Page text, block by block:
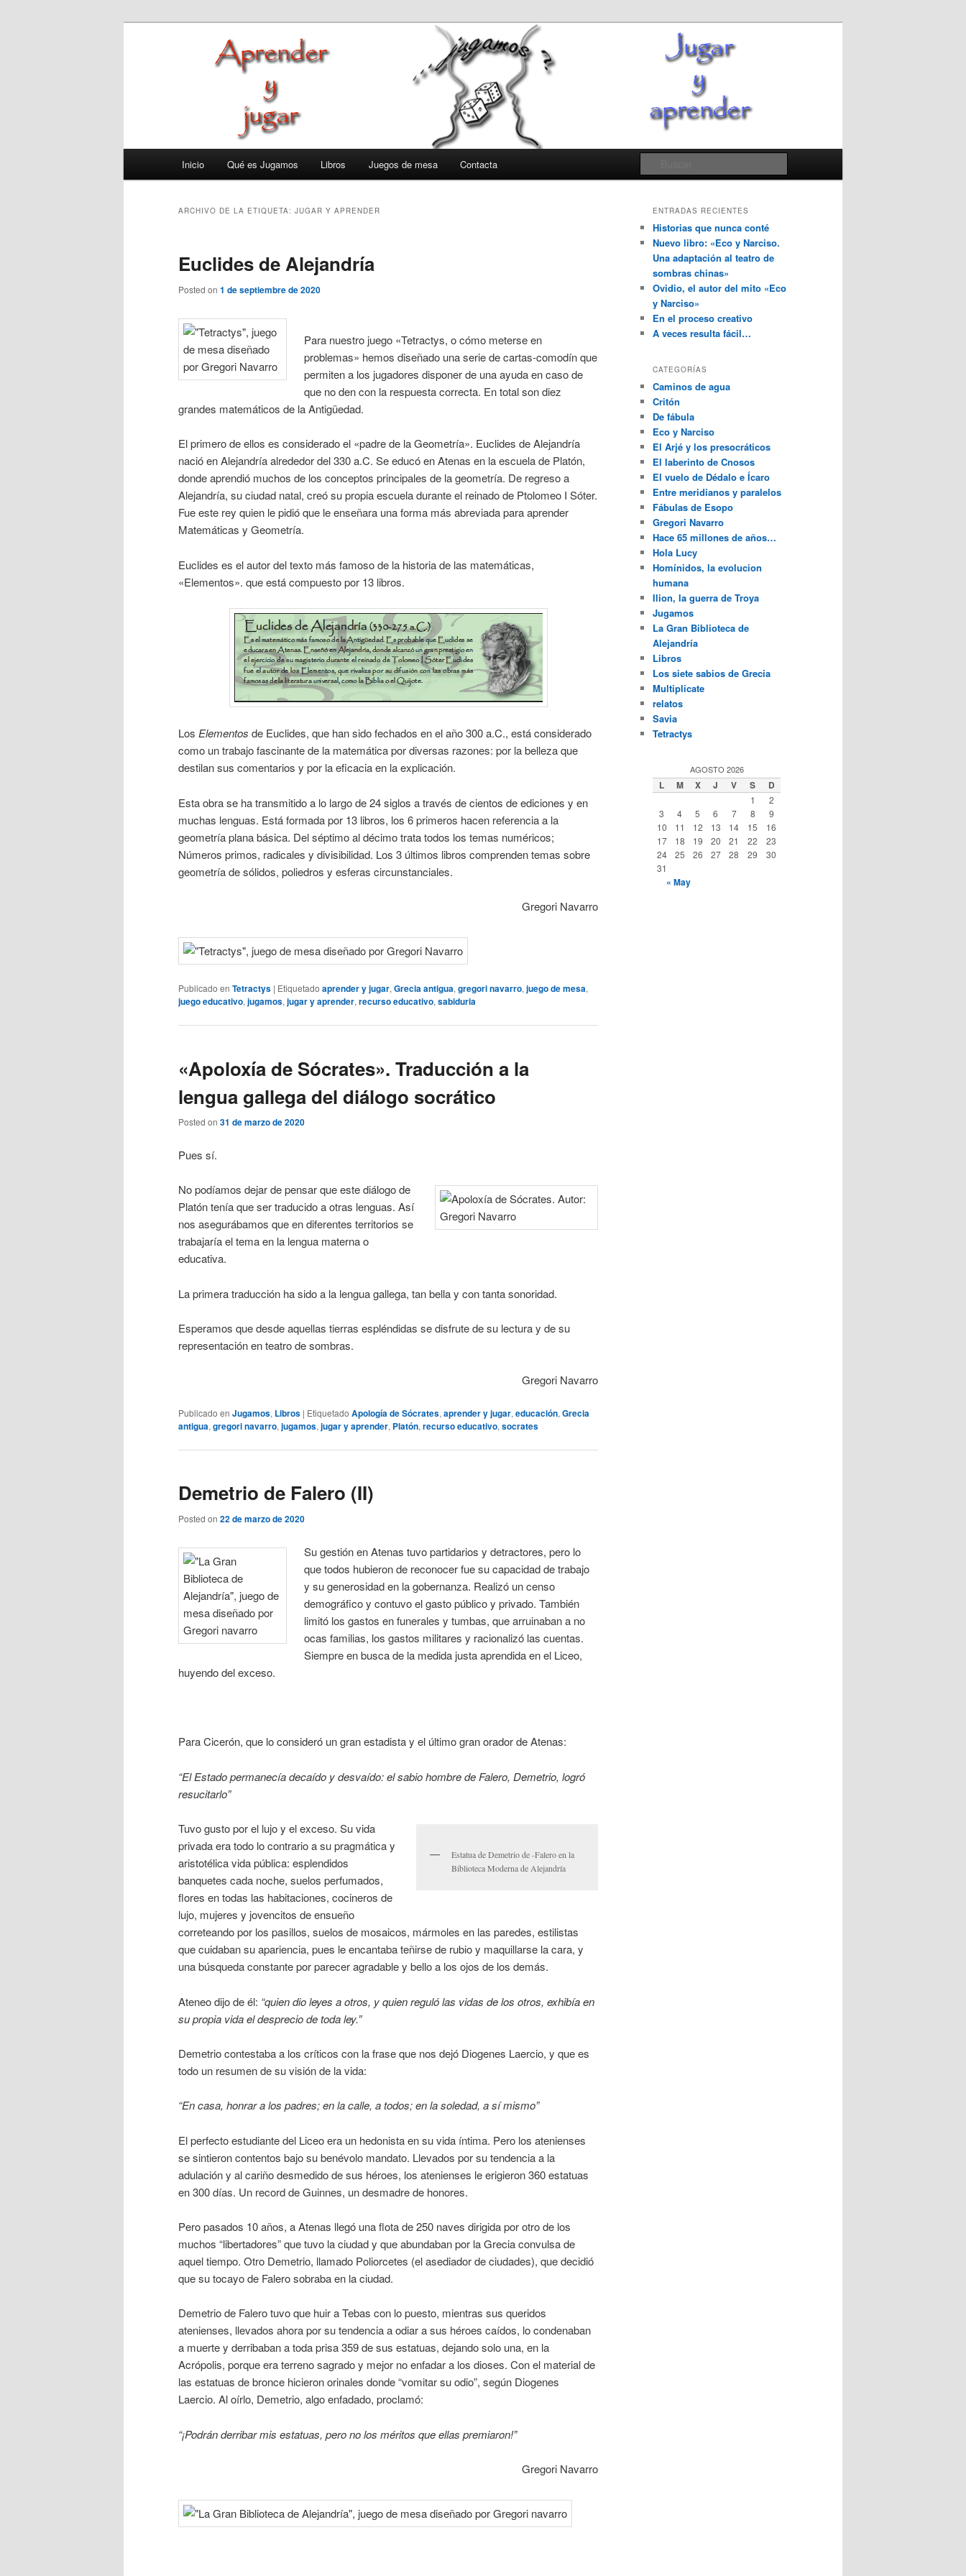
jugamos
Inicio Qué es Jugamos Libros Juegos de mesa Contacta
ARCHIVO DE LA ETIQUETA: JUGAR Y APRENDER
Euclides de Alejandría
Posted on 1 de septiembre de 2020
Para nuestro juego «Tetractys, o cómo meterse en
problemas» hemos diseñado una serie de cartas-comodín que
permiten a los jugadores disponer de una ayuda en caso de
que no den con la respuesta correcta. En total son diez
grandes matemáticos de la Antigüedad.
El primero de ellos es considerado el «padre de la Geometría». Euclides de Alejandría
nació en Alejandría alrededor del 330 a.C. Se educó en Atenas en la escuela de Platón,
donde aprendió muchos de los conceptos principales de la geometría. De regreso a
Alejandría, su ciudad natal, creó su propia escuela durante el reinado de Ptolomeo I Sóter.
Fue este rey quien le pidió que le enseñara una forma más abreviada para aprender
Matemáticas y Geometría.
Euclides es el autor del texto más famoso de la historia de las matemáticas,
«Elementos». que está compuesto por 13 libros.
Los Elementos de Euclides, que han sido fechados en el año 300 a.C., está considerado
como un trabajo fascinante de la matemática por diversas razones: por la belleza que
destilan sus comentarios y por la eficacia en la explicación.
Esta obra se ha transmitido a lo largo de 24 siglos a través de cientos de ediciones y en
muchas lenguas. Está formada por 13 libros, los 6 primeros hacen referencia a la
geometría plana básica. Del séptimo al décimo trata todos los temas numéricos;
Números primos, radicales y divisibilidad. Los 3 últimos libros comprenden temas sobre
geometría de sólidos, poliedros y esferas circunstanciales.
Gregori Navarro
Publicado en Tetractys | Etiquetado aprender y jugar, Grecia antigua, gregori navarro, juego de mesa,
juego educativo, jugamos, jugar y aprender, recurso educativo, sabiduria
«Apoloxía de Sócrates». Traducción a la
lengua gallega del diálogo socrático
Posted on 31 de marzo de 2020
Pues sí.
No podíamos dejar de pensar que este diálogo de
Platón tenía que ser traducido a otras lenguas. Así
nos asegurábamos que en diferentes territorios se
trabajaría el tema en la lengua materna o
educativa.
La primera traducción ha sido a la lengua gallega, tan bella y con tanta sonoridad.
Esperamos que desde aquellas tierras espléndidas se disfrute de su lectura y de su
representación en teatro de sombras.
Gregori Navarro
Publicado en Jugamos, Libros | Etiquetado Apología de Sócrates, aprender y jugar, educación, Grecia
antigua, gregori navarro, jugamos, jugar y aprender, Platón, recurso educativo, socrates
Demetrio de Falero (II)
Posted on 22 de marzo de 2020
Su gestión en Atenas tuvo partidarios y detractores, pero lo
que todos hubieron de reconocer fue su capacidad de trabajo
y su generosidad en la gobernanza. Realizó un censo
demográfico y contuvo el gasto público y privado. También
limitó los gastos en funerales y tumbas, que arruinaban a no
ocas familias, los gastos militares y racionalizó las cuentas.
Siempre en busca de la medida justa aprendida en el Liceo,
huyendo del exceso.
Para Cicerón, que lo consideró un gran estadista y el último gran orador de Atenas:
“El Estado permanecía decaído y desvaído: el sabio hombre de Falero, Demetrio, logró
resucitarlo”
Estatua de Demetrio de -Falero en la
Biblioteca Moderna de Alejandría
Tuvo gusto por el lujo y el exceso. Su vida
privada era todo lo contrario a su pragmática y
aristotélica vida pública: esplendidos
banquetes cada noche, suelos perfumados,
flores en todas las habitaciones, cocineros de
lujo, mujeres y jovencitos de ensueño
correteando por los pasillos, suelos de mosaicos, mármoles en las paredes, estilistas
que cuidaban su apariencia, pues le encantaba teñirse de rubio y maquillarse la cara, y
una búsqueda constante por parecer agradable y bello a los ojos de los demás.
Ateneo dijo de él: “quien dio leyes a otros, y quien reguló las vidas de los otros, exhibía en
su propia vida el desprecio de toda ley.”
Demetrio contestaba a los críticos con la frase que nos dejó Diogenes Laercio, y que es
todo un resumen de su visión de la vida:
“En casa, honrar a los padres; en la calle, a todos; en la soledad, a sí mismo”
El perfecto estudiante del Liceo era un hedonista en su vida íntima. Pero los atenienses
se sintieron contentos bajo su benévolo mandato. Llevados por su tendencia a la
adulación y al cariño desmedido de sus héroes, los atenienses le erigieron 360 estatuas
en 300 días. Un record de Guinnes, un desmadre de honores.
Pero pasados 10 años, a Atenas llegó una flota de 250 naves dirigida por otro de los
muchos “libertadores” que tuvo la ciudad y que abundaban por la Grecia convulsa de
aquel tiempo. Otro Demetrio, llamado Poliorcetes (el asediador de ciudades), que decidió
que su tocayo de Falero sobraba en la ciudad.
Demetrio de Falero tuvo que huir a Tebas con lo puesto, mientras sus queridos
atenienses, llevados ahora por su tendencia a odiar a sus héroes caídos, lo condenaban
a muerte y derribaban a toda prisa 359 de sus estatuas, dejando solo una, en la
Acrópolis, porque era terreno sagrado y mejor no enfadar a los dioses. Con el material de
las estatuas de bronce hicieron orinales donde “vomitar su odio”, según Diogenes
Laercio. Al oírlo, Demetrio, algo enfadado, proclamó:
“¡Podrán derribar mis estatuas, pero no los méritos que ellas premiaron!”
Gregori Navarro
ENTRADAS RECIENTES
Historias que nunca conté
Nuevo libro: «Eco y Narciso.
Una adaptación al teatro de
sombras chinas»
Ovidio, el autor del mito «Eco
y Narciso»
En el proceso creativo
A veces resulta fácil…
CATEGORÍAS
Caminos de agua
Critón
De fábula
Eco y Narciso
El Arjé y los presocráticos
El laberinto de Cnosos
El vuelo de Dédalo e Ícaro
Entre meridianos y paralelos
Fábulas de Esopo
Gregori Navarro
Hace 65 millones de años…
Hola Lucy
Homínidos, la evolucion
humana
Ilion, la guerra de Troya
Jugamos
La Gran Biblioteca de
Alejandría
Libros
Los siete sabios de Grecia
Multiplicate
relatos
Savia
Tetractys
AGOSTO 2026
L M X J V S D
1
2
3
4 5 6 7 8
9
10
11 12 13 14 15
16
17
18 19 20 21 22
23
24
25 26 27 28 29
30
31
« May